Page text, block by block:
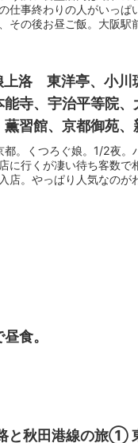
仕事終わりの人がいっ
その後お昼ご飯。大阪駅
洛 東洋亭、小川
寺、宇治平等院
薫習館、京都御苑
。くつろぐ娘。1/2夜。
に行くが凄い待ち客数で
店。やっぱり人気なの
食。
と秋田港線の旅①